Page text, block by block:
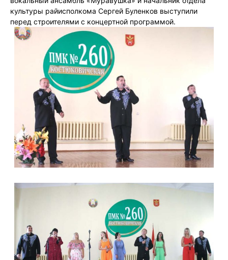
культуры райисполкома Сергей Буленков выступили
перед строителями с концертной программой.